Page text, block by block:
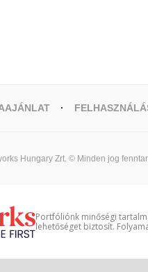
Hungary Zrt. © Minden jog
Portfóliónk minőségi
lehetőséget biztosít.